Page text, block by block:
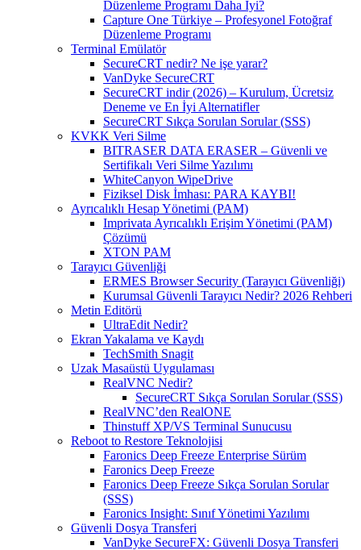
Düzenleme Programı Daha İyi?
Capture One Türkiye – Profesyonel Fotoğraf
Düzenleme Programı
Terminal Emülatör
SecureCRT nedir? Ne işe yarar?
VanDyke SecureCRT
SecureCRT indir (2026) – Kurulum, Ücretsiz
Deneme ve En İyi Alternatifler
SecureCRT Sıkça Sorulan Sorular (SSS)
KVKK Veri Silme
BITRASER DATA ERASER – Güvenli ve
Sertifikalı Veri Silme Yazılımı
WhiteCanyon WipeDrive
Fiziksel Disk İmhası: PARA KAYBI!
Ayrıcalıklı Hesap Yönetimi (PAM)
Imprivata Ayrıcalıklı Erişim Yönetimi (PAM)
Çözümü
XTON PAM
Tarayıcı Güvenliği
ERMES Browser Security (Tarayıcı Güvenliği)
Kurumsal Güvenli Tarayıcı Nedir? 2026 Rehberi
Metin Editörü
UltraEdit Nedir?
Ekran Yakalama ve Kaydı
TechSmith Snagit
Uzak Masaüstü Uygulaması
RealVNC Nedir?
SecureCRT Sıkça Sorulan Sorular (SSS)
RealVNC’den RealONE
Thinstuff XP/VS Terminal Sunucusu
Reboot to Restore Teknolojisi
Faronics Deep Freeze Enterprise Sürüm
Faronics Deep Freeze
Faronics Deep Freeze Sıkça Sorulan Sorular
(SSS)
Faronics Insight: Sınıf Yönetimi Yazılımı
Güvenli Dosya Transferi
VanDyke SecureFX: Güvenli Dosya Transferi